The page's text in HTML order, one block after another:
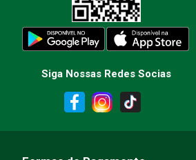
Siga Nossas Redes Socias